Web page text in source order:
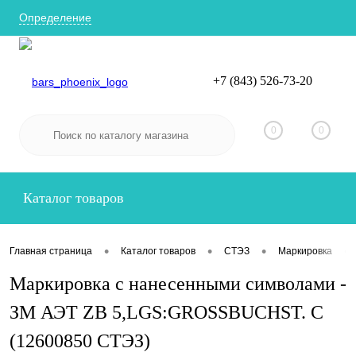
Определение
Вход
+7 (843) 526-73-20
0 0
Каталог товаров
Главная страница • Каталог товаров • СТЭЗ • Маркировка
Маркировка с нанесенными символами -
ЗМ АЭТ ZB 5,LGS:GROSSBUCHST. C
(12600850 СТЭЗ)